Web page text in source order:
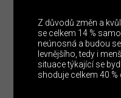
Z důvodů změn a
se celkem 14 %
neúnosná a budou
levnějšího, tedy i
situace týkající se
shoduje celkem 40